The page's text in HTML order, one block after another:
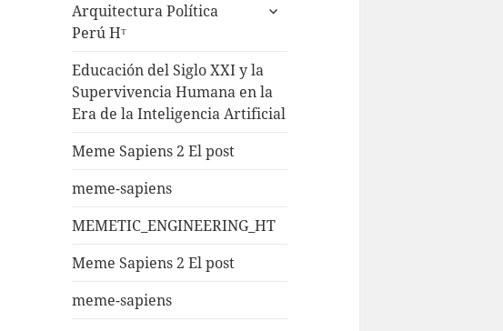
Arquitectura Política
Perú Hᵀ
Educación del Siglo XXI y la
Supervivencia Humana en la
Era de la Inteligencia Artificial
Meme Sapiens 2 El post
meme-sapiens
MEMETIC_ENGINEERING_HT
Meme Sapiens 2 El post
meme-sapiens